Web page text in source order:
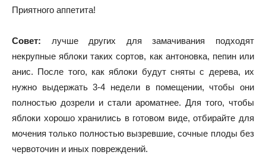
Приятного аппетита!
Совет: лучше других для замачивания подходят
некрупные яблоки таких сортов, как антоновка, пепин или
анис. После того, как яблоки будут сняты с дерева, их
нужно выдержать 3-4 недели в помещении, чтобы они
полностью дозрели и стали ароматнее. Для того, чтобы
яблоки хорошо хранились в готовом виде, отбирайте для
мочения только полностью вызревшие, сочные плоды без
червоточин и иных повреждений.